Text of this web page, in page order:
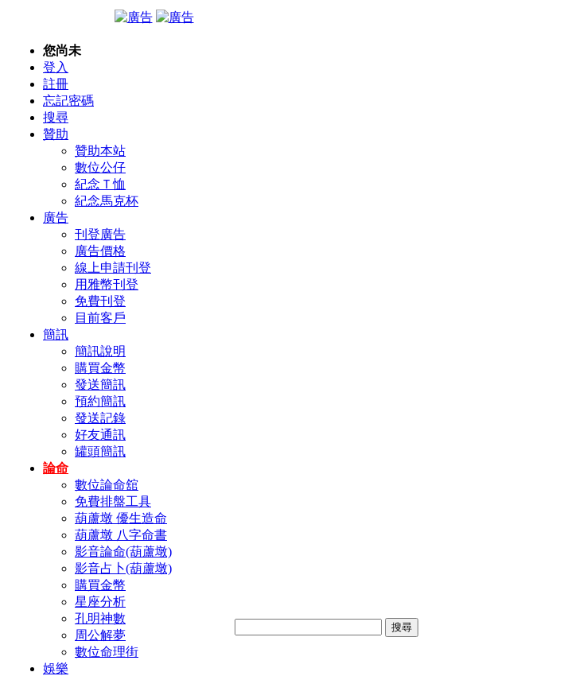
您尚未
登入
註冊
忘記密碼
搜尋
贊助
贊助本站
數位公仔
紀念Ｔ恤
紀念馬克杯
廣告
刊登廣告
廣告價格
線上申請刊登
用雅幣刊登
免費刊登
目前客戶
簡訊
簡訊說明
購買金幣
發送簡訊
預約簡訊
發送記錄
好友通訊
罐頭簡訊
論命
數位論命舘
免費排盤工具
葫蘆墩 優生造命
葫蘆墩 八字命書
影音論命(葫蘆墩)
影音占卜(葫蘆墩)
購買金幣
星座分析
孔明神數
周公解夢
數位命理街
娛樂